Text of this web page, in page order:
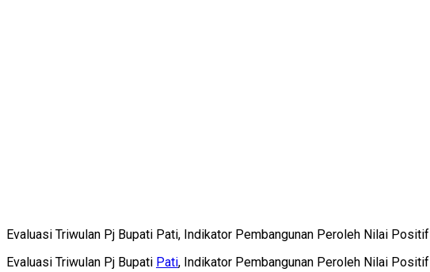
Evaluasi Triwulan Pj Bupati Pati, Indikator Pembangunan Peroleh Nilai Positif
Evaluasi Triwulan Pj Bupati Pati, Indikator Pembangunan Peroleh Nilai Positif